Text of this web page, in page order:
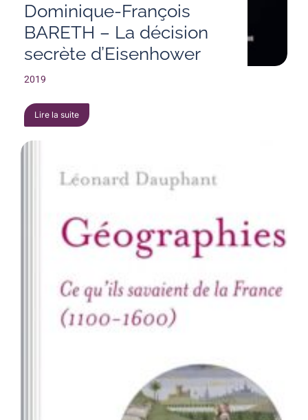
Dominique-François
BARETH – La décision
secrète d’Eisenhower
2019
Lire la suite